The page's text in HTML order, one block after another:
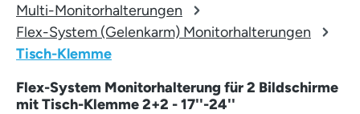
Multi-Monitorhalterungen
Flex-System (Gelenkarm) Monitorhalterungen
Tisch-Klemme
Flex-System Monitorhalterung für 2 Bildschirme
mit Tisch-Klemme 2+2 - 17''-24''